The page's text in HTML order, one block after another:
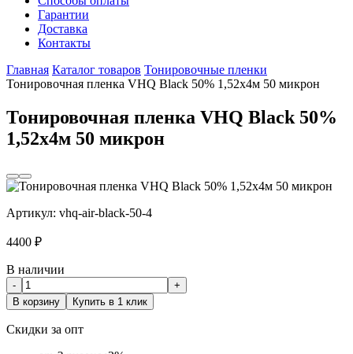
Гарантии
Доставка
Контакты
Главная Каталог товаров Тонировочные пленки
Тонировочная пленка VHQ Black 50% 1,52x4м 50 микрон
Тонировочная пленка VHQ Black 50%
1,52x4м 50 микрон
Артикул: vhq-air-black-50-4
4400 ₽
В наличии
-
+
В корзину
Купить в 1 клик
Скидки за опт